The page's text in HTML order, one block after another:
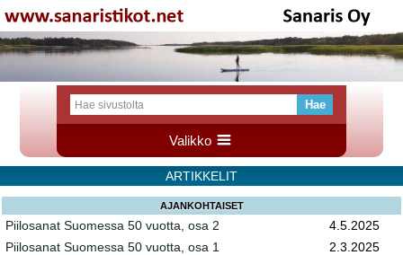
Valikko
ARTIKKELIT
AJANKOHTAISET
Piilosanat Suomessa 50 vuotta, osa 2
4.5.2025
Piilosanat Suomessa 50 vuotta, osa 1
2.3.2025